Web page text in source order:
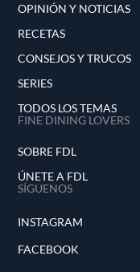
OPINIÓN Y NOTICIAS
RECETAS
CONSEJOS Y TRUCOS
SERIES
TODOS LOS TEMAS
FINE DINING LOVERS
SOBRE FDL
ÚNETE A FDL
SÍGUENOS
INSTAGRAM
FACEBOOK